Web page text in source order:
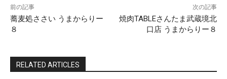
前の記事
蕎麦処ささい うまからりー
８
次の記事
焼肉TABLEさんたま武蔵境北
口店 うまからりー８
RELATED ARTICLES